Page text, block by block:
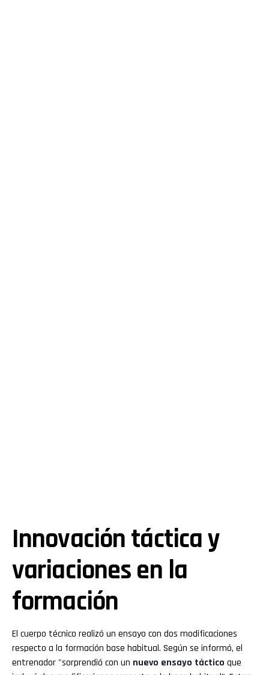
Innovación táctica y
variaciones en la
formación
El cuerpo técnico realizó un ensayo con dos modificaciones
respecto a la formación base habitual. Según se informó, el
entrenador "sorprendió con un nuevo ensayo táctico que